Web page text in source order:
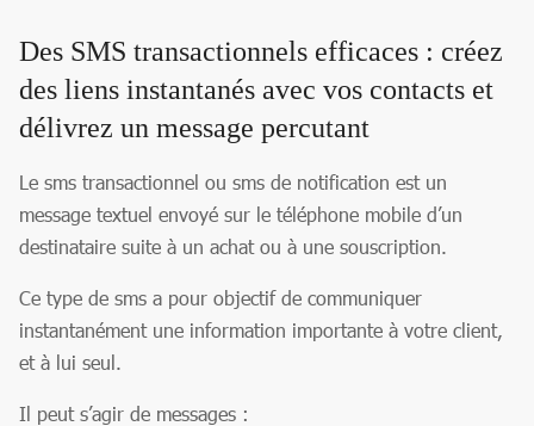
Des SMS transactionnels efficaces : créez
des liens instantanés avec vos contacts et
délivrez un message percutant
Le sms transactionnel ou sms de notification est un
message textuel envoyé sur le téléphone mobile d’un
destinataire suite à un achat ou à une souscription.
Ce type de sms a pour objectif de communiquer
instantanément une information importante à votre client,
et à lui seul.
Il peut s’agir de messages :